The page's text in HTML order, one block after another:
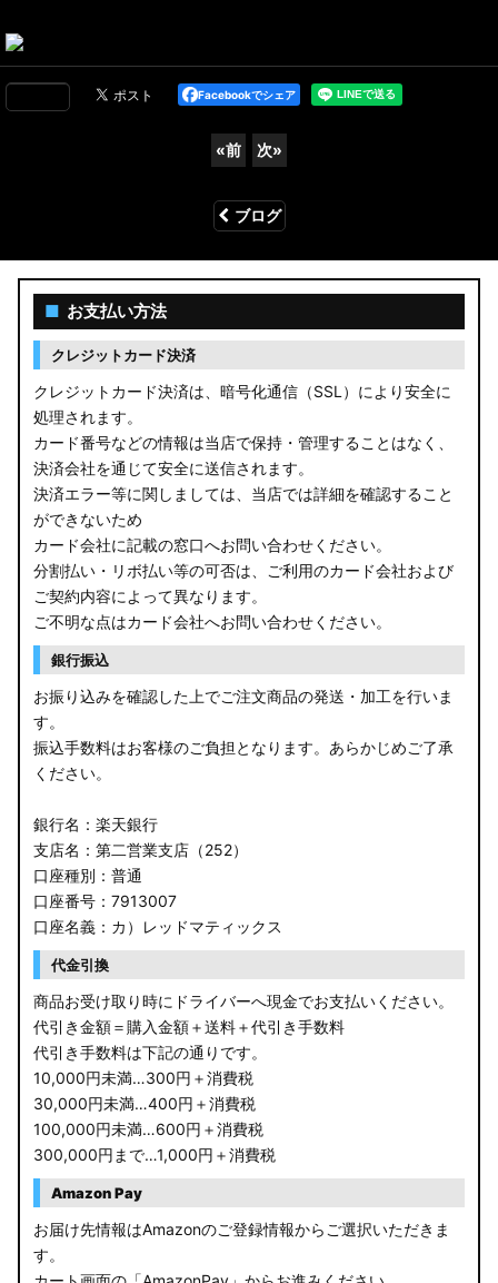
Facebookでシェア
«前 次»
ブログ
■ お支払い方法
クレジットカード決済
クレジットカード決済は、暗号化通信（SSL）により安全に
処理されます。
カード番号などの情報は当店で保持・管理することはなく、
決済会社を通じて安全に送信されます。
決済エラー等に関しましては、当店では詳細を確認すること
ができないため
カード会社に記載の窓口へお問い合わせください。
分割払い・リボ払い等の可否は、ご利用のカード会社および
ご契約内容によって異なります。
ご不明な点はカード会社へお問い合わせください。
銀行振込
お振り込みを確認した上でご注文商品の発送・加工を行いま
す。
振込手数料はお客様のご負担となります。あらかじめご了承
ください。
銀行名：楽天銀行
支店名：第二営業支店（252）
口座種別：普通
口座番号：7913007
口座名義：カ）レッドマティックス
代金引換
商品お受け取り時にドライバーへ現金でお支払いください。
代引き金額＝購入金額＋送料＋代引き手数料
代引き手数料は下記の通りです。
10,000円未満…300円＋消費税
30,000円未満…400円＋消費税
100,000円未満…600円＋消費税
300,000円まで…1,000円＋消費税
Amazon Pay
お届け先情報はAmazonのご登録情報からご選択いただきま
す。